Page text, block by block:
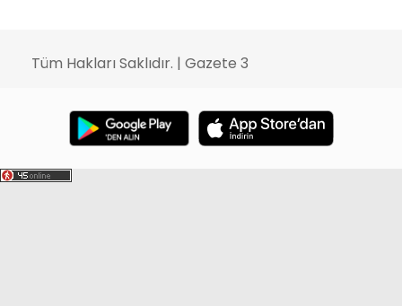
Tüm Hakları Saklıdır. | Gazete 3